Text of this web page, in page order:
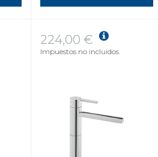
224,00 €
Impuestos no incluidos.